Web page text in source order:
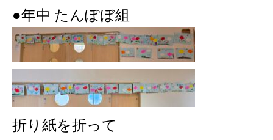
●年中 たんぽぼ組
折り紙を折って